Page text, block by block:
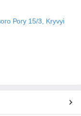
Рогу 15/3, Kryvyi